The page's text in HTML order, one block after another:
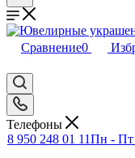
Сравнение0
Телефоны
8 950 248 01 11Пн - Пт